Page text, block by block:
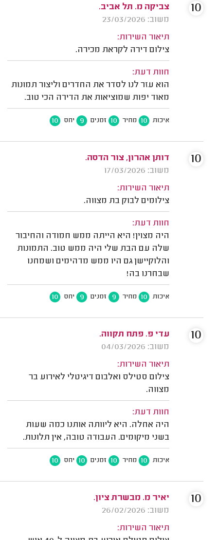
צביקה מ. תל אביב.
משוב: 23/03/2026
תיאור השירות:
צילום דירה לקראת מכירה.
חוות דעת:
הוא עזר לנו לסדר את החדרים וליצור תמונות
מאוד יפות שמוציאות את הדירה הכי טוב.
איכות 10 מחיר 10 זמנים 9 יחס 10
10
דותן אהרון, צור הדסה.
משוב: 17/03/2026
תיאור השירות:
צילומים לבוק בת מצווה.
חוות דעת:
היה מצוין! היא הייתה ממש חמודה והחיבור
שלה עם הבת שלי היה ממש טוב. התמונות
והלוקיישן גם היו ממש מדהימים ושמחנו
שבחרנו בה!
איכות 10 מחיר 9 זמנים 9 יחס 10
10
עדי פ. פתח תקווה.
משוב: 04/03/2026
תיאור השירות:
צילום סטילס ואלבום דיגיטלי לאירוע בר
מצווה.
חוות דעת:
היה אחלה. היא ליוותה אותנו כמה שעות
בשני מיקומים. העבודה טובה, אין תלונות.
איכות 10 מחיר 10 זמנים 10 יחס 10
10
יאיר מ. מבשרת ציון.
משוב: 26/02/2026
תיאור השירות:
10